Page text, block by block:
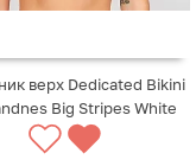
верх Dedicated Bikini
Big Stripes White